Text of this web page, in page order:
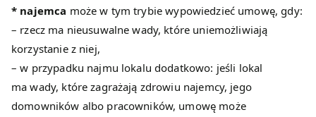
* najemca może w tym trybie wypowiedzieć umowę, gdy:
– rzecz ma nieusuwalne wady, które uniemożliwiają
korzystanie z niej,
– w przypadku najmu lokalu dodatkowo: jeśli lokal
ma wady, które zagrażają zdrowiu najemcy, jego
domowników albo pracowników, umowę może